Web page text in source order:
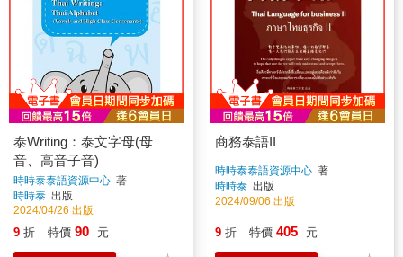
泰Writing：泰文字母(母
音、高音子音)
時時泰泰語資源中心 著
時時泰 出版
2024/04/26 出版
9 折 特價 90 元
商務泰語II
時時泰泰語資源中心 著
時時泰 出版
2024/09/06 出版
9 折 特價 405 元